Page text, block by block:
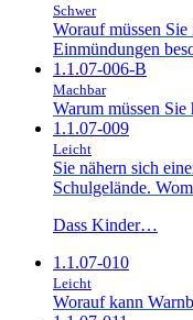
Schwer
Worauf müssen
Einmündungen
1.1.07-006-B
Machbar
Warum müssen
1.1.07-009
Leicht
Sie nähern sich
Schulgelände.
Dass Kinder…
1.1.07-010
Leicht
Worauf kann